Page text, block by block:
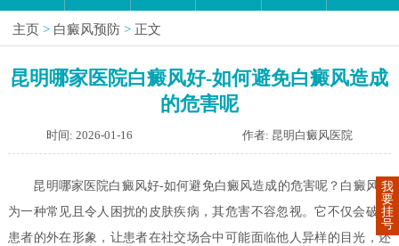
主页 > 白癜风预防 > 正文
昆明哪家医院白癜风好-如何避免白癜风造成
的危害呢
时间: 2026-01-16 作者: 昆明白癜风医院
昆明哪家医院白癜风好-如何避免白癜风造成的危害呢？白癜风作
为一种常见且令人困扰的皮肤疾病，其危害不容忽视。它不仅会破坏
患者的外在形象，让患者在社交场合中可能面临他人异样的目光，还
我
要
挂
号